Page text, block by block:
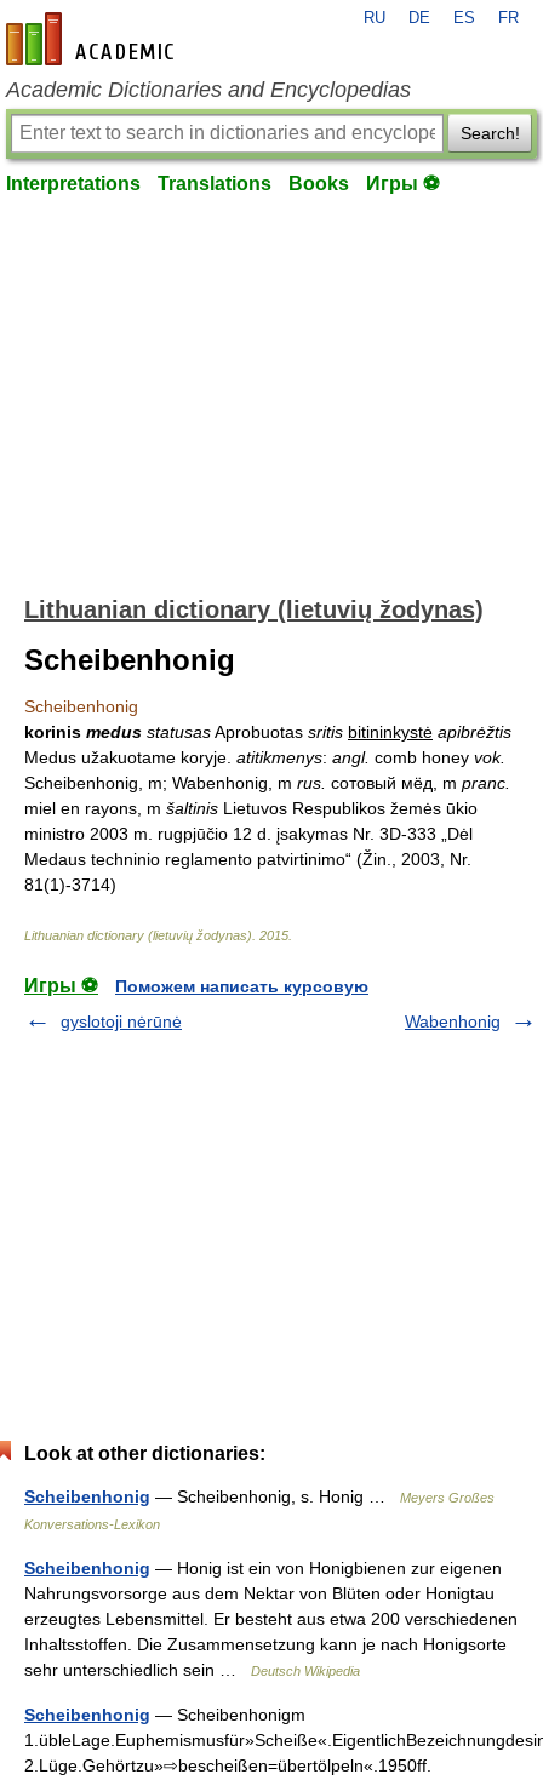
en-academic.com
RU DE ES FR
Academic Dictionaries and Encyclopedias
Search!
Interpretations Translations Books Игры ⚽
Lithuanian dictionary (lietuvių žodynas)
Scheibenhonig
Scheibenhonig
korinis medus statusasAprobuotas sritis bitininkystė apibrėžtis
Medus užakuotame koryje. atitikmenys: angl. comb honey vok.
Scheibenhonig, m; Wabenhonig, m rus. сотовый мёд, m pranc.
miel en rayons, m šaltinis Lietuvos Respublikos žemės ūkio
ministro 2003 m. rugpjūčio 12 d. įsakymas Nr. 3D-333 „Dėl
Medaus techninio reglamento patvirtinimo“ (Žin., 2003, Nr.
81(1)-3714)
Lithuanian dictionary (lietuvių žodynas) 2015
Игры ⚽
Поможем написать курсовую
gyslotoji nėrūnė
Wabenhonig
Look at other dictionaries:
Scheibenhonig — Scheibenhonig, s. Honig …
Meyers Großes
Konversations-Lexikon
Scheibenhonig — Honig ist ein von Honigbienen zur eigenen
Nahrungsvorsorge aus dem Nektar von Blüten oder Honigtau
erzeugtes Lebensmittel. Er besteht aus etwa 200 verschiedenen
Inhaltsstoffen. Die Zusammensetzung kann je nach Honigsorte
sehr unterschiedlich sein …
Deutsch Wikipedia
Scheibenhonig — Scheibenhonigm
2.Lüge.Gehörtzu»⇨bescheißen=übertölpeln«.1950ff.